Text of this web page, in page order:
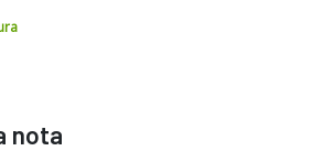
nota